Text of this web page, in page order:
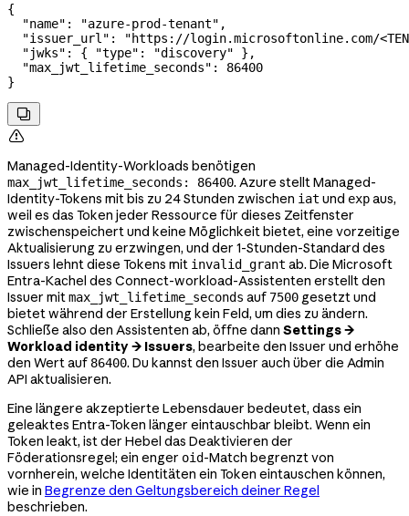
{
  "name"
: "azure-prod-tenant" ,
  "issuer_url"
:
"https://login.microsoftonline.com/
  "jwks"
: { "type" : "discovery" },
  "max_jwt_lifetime_seconds"
: 86400
}


Managed-Identity-Workloads benötigen
max_jwt_lifetime_seconds: 86400. Azure stellt Managed-
Identity-Tokens mit bis zu 24 Stunden zwischen iat und expaus,
weil es das Token jeder Ressource für dieses Zeitfenster
zwischenspeichert und keine Möglichkeit bietet, eine vorzeitige
Aktualisierung zu erzwingen, und der 1-Stunden-Standard des
Issuers lehnt diese Tokens mit invalid_grant ab. Die Microsoft
Entra-Kachel des Connect-workload-Assistenten erstellt den
Issuer mitmax_jwt_lifetime_seconds auf 7500 gesetzt und
bietet während der Erstellung kein Feld, um dies zu ändern.
Schließe also den Assistenten ab, öffne dann Settings →
Workload identity → Issuers, bearbeite den Issuer und erhöhe
den Wert auf 86400. Du kannst den Issuer auch über die Admin
API aktualisieren.
Eine längere akzeptierte Lebensdauer bedeutet, dass ein
geleaktes Entra-Token länger eintauschbar bleibt. Wenn ein
Token leakt, ist der Hebel das Deaktivieren der
Föderationsregel; ein enger oid-Match begrenzt von
vornherein, welche Identitäten ein Token eintauschen können,
wie in Begrenze den Geltungsbereich deiner Regel
beschrieben.